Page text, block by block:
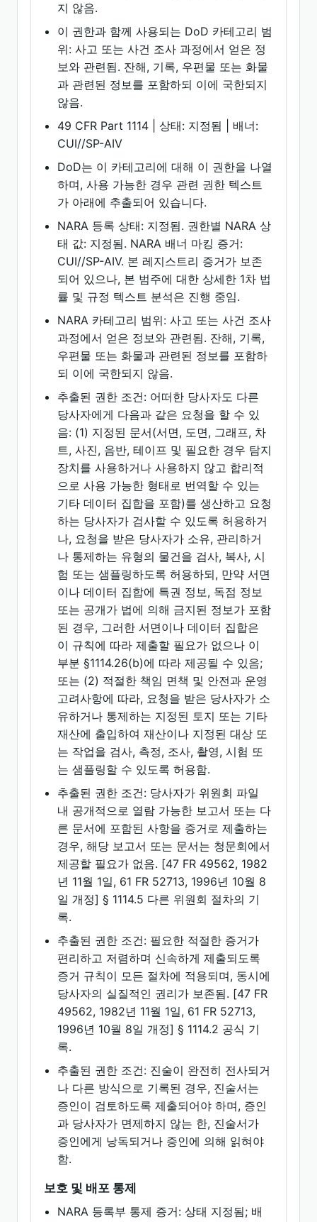
지 않음.
이 권한과 함께 사용되는 DoD 카테고리 범
위: 사고 또는 사건 조사 과정에서 얻은 정
보와 관련됨. 잔해, 기록, 우편물 또는 화물
과 관련된 정보를 포함하되 이에 국한되지
않음.
49 CFR Part 1114 | 상태: 지정됨 | 배너:
CUI//SP-AIV
DoD는 이 카테고리에 대해 이 권한을 나열
하며, 사용 가능한 경우 관련 권한 텍스트
가 아래에 추출되어 있습니다.
NARA 등록 상태: 지정됨. 권한별 NARA 상
태 값: 지정됨. NARA 배너 마킹 증거:
CUI//SP-AIV. 본 레지스트리 증거가 보존
되어 있으나, 본 범주에 대한 상세한 1차 법
률 및 규정 텍스트 분석은 진행 중임.
NARA 카테고리 범위: 사고 또는 사건 조사
과정에서 얻은 정보와 관련됨. 잔해, 기록,
우편물 또는 화물과 관련된 정보를 포함하
되 이에 국한되지 않음.
추출된 권한 조건: 어떠한 당사자도 다른
당사자에게 다음과 같은 요청을 할 수 있
음: (1) 지정된 문서(서면, 도면, 그래프, 차
트, 사진, 음반, 테이프 및 필요한 경우 탐지
장치를 사용하거나 사용하지 않고 합리적
으로 사용 가능한 형태로 번역할 수 있는
기타 데이터 집합을 포함)를 생산하고 요청
하는 당사자가 검사할 수 있도록 허용하거
나, 요청을 받은 당사자가 소유, 관리하거
나 통제하는 유형의 물건을 검사, 복사, 시
험 또는 샘플링하도록 허용하되, 만약 서면
이나 데이터 집합에 특권 정보, 독점 정보
또는 공개가 법에 의해 금지된 정보가 포함
된 경우, 그러한 서면이나 데이터 집합은
이 규칙에 따라 제출할 필요가 없으나 이
부분 §1114.26(b)에 따라 제공될 수 있음;
또는 (2) 적절한 책임 면책 및 안전과 운영
고려사항에 따라, 요청을 받은 당사자가 소
유하거나 통제하는 지정된 토지 또는 기타
재산에 출입하여 재산이나 지정된 대상 또
는 작업을 검사, 측정, 조사, 촬영, 시험 또
는 샘플링할 수 있도록 허용함.
추출된 권한 조건: 당사자가 위원회 파일
내 공개적으로 열람 가능한 보고서 또는 다
른 문서에 포함된 사항을 증거로 제출하는
경우, 해당 보고서 또는 문서는 청문회에서
제공할 필요가 없음. [47 FR 49562, 1982
년 11월 1일, 61 FR 52713, 1996년 10월 8
일 개정] § 1114.5 다른 위원회 절차의 기
록.
추출된 권한 조건: 필요한 적절한 증거가
편리하고 저렴하며 신속하게 제출되도록
증거 규칙이 모든 절차에 적용되며, 동시에
당사자의 실질적인 권리가 보존됨. [47 FR
49562, 1982년 11월 1일, 61 FR 52713,
1996년 10월 8일 개정] § 1114.2 공식 기
록.
추출된 권한 조건: 진술이 완전히 전사되거
나 다른 방식으로 기록된 경우, 진술서는
증인이 검토하도록 제출되어야 하며, 증인
과 당사자가 면제하지 않는 한, 진술서가
증인에게 낭독되거나 증인에 의해 읽혀야
함.
보호 및 배포 통제
NARA 등록부 통제 증거: 상태 지정됨; 배